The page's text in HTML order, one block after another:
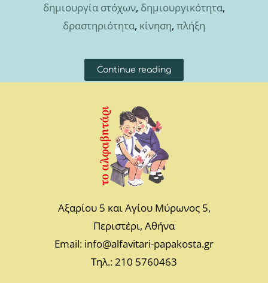
δημιουργία στόχων, δημιουργικότητα,
δραστηριότητα, κίνηση, πλήξη
Continue reading
Αξαρίου 5 και Αγίου Μύρωνος 5,
Περιστέρι, Αθήνα
Email: info@alfavitari-papakosta.gr
Τηλ.: 210 5760463